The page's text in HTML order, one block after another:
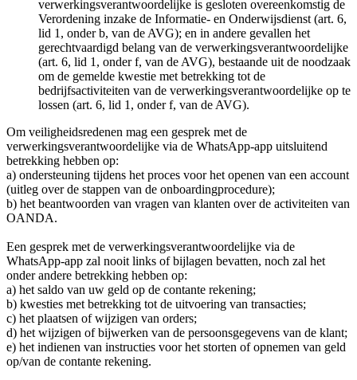
verwerkingsverantwoordelijke is gesloten overeenkomstig de
Verordening inzake de Informatie- en Onderwijsdienst (art. 6,
lid 1, onder b, van de AVG); en in andere gevallen het
gerechtvaardigd belang van de verwerkingsverantwoordelijke
(art. 6, lid 1, onder f, van de AVG), bestaande uit de noodzaak
om de gemelde kwestie met betrekking tot de
bedrijfsactiviteiten van de verwerkingsverantwoordelijke op te
lossen (art. 6, lid 1, onder f, van de AVG).
Om veiligheidsredenen mag een gesprek met de
verwerkingsverantwoordelijke via de WhatsApp-app uitsluitend
betrekking hebben op:
a) ondersteuning tijdens het proces voor het openen van een account
(uitleg over de stappen van de onboardingprocedure);
b) het beantwoorden van vragen van klanten over de activiteiten van
OANDA.
Een gesprek met de verwerkingsverantwoordelijke via de
WhatsApp-app zal nooit links of bijlagen bevatten, noch zal het
onder andere betrekking hebben op:
a) het saldo van uw geld op de contante rekening;
b) kwesties met betrekking tot de uitvoering van transacties;
c) het plaatsen of wijzigen van orders;
d) het wijzigen of bijwerken van de persoonsgegevens van de klant;
e) het indienen van instructies voor het storten of opnemen van geld
op/van de contante rekening.